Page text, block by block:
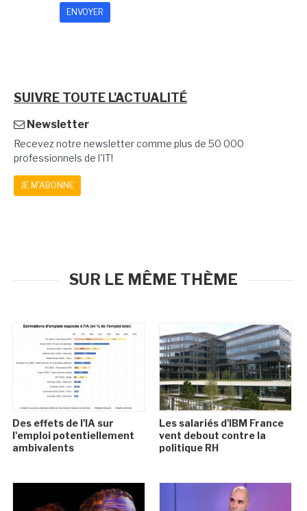
SUIVRE TOUTE L'ACTUALITÉ
Newsletter
Recevez notre newsletter comme plus de 50 000
professionnels de l'IT!
JE M'ABONNE
SUR LE MÊME THÈME
Des effets de l'IA sur
l'emploi potentiellement
ambivalents
Les salariés d'IBM France
vent debout contre la
politique RH